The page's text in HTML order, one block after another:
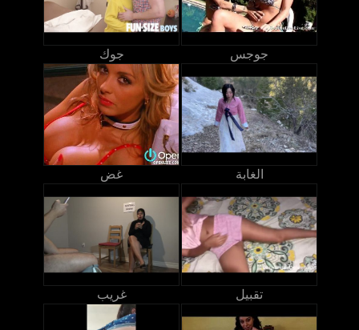
جوك جوجس
غض الغابة
غريب تقبيل